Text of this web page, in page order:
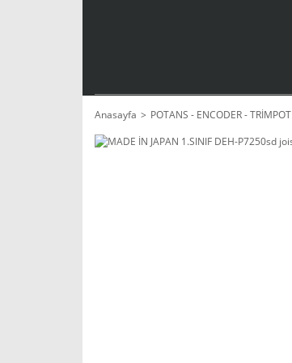
Anasayfa POTANS - ENCODER - TRİMPOT